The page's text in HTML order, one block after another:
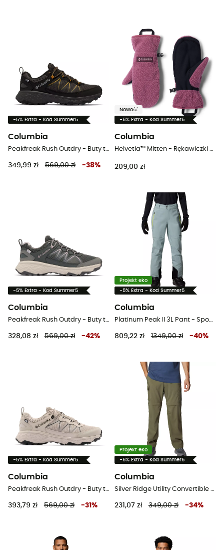
-5% Extra - Kod Summer5
Columbia
Peakfreak Rush Outdry - Buty turystyczne meskie
349,99 zł 569,00 zł -38%
Nowość
-5% Extra - Kod Summer5
Columbia
Helvetia™ Mitten - Rękawiczki z jednym palcem
209,00 zł
-5% Extra - Kod Summer5
Columbia
Peakfreak Rush Outdry - Buty turystyczne damskie
328,08 zł 569,00 zł -42%
Projekt eko
-5% Extra - Kod Summer5
Columbia
Platinum Peak II 3L Pant - Spodnie narciarskie damskie
809,22 zł 1349,00 zł -40%
-5% Extra - Kod Summer5
Columbia
Peakfreak Rush Outdry - Buty turystyczne meskie
393,79 zł 569,00 zł -31 %
Projekt eko
-5% Extra - Kod Summer5
Columbia
Silver Ridge Utility Convertible Pant - Spodnie turystyczne męskie
231,07 zł 349,00 zł -34%